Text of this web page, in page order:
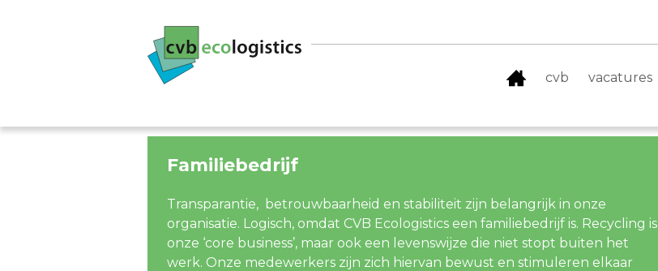
cvb vacatures
Familiebedrijf
Transparantie, betrouwbaarheid en stabiliteit zijn belangrijk in onze
organisatie. Logisch, omdat CVB Ecologistics een familiebedrijf is. Recycling is
onze ‘core business’, maar ook een levenswijze die niet stopt buiten het
werk. Onze medewerkers zijn zich hiervan bewust en stimuleren elkaar